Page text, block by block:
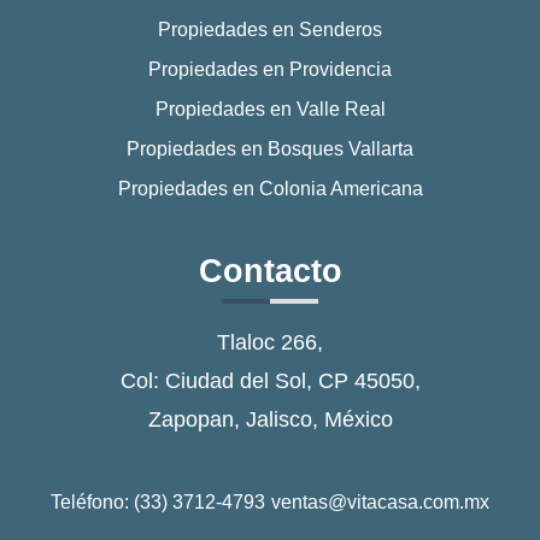
Propiedades en Senderos
Propiedades en Providencia
Propiedades en Valle Real
Propiedades en Bosques Vallarta
Propiedades en Colonia Americana
Contacto
Tlaloc 266,
Col: Ciudad del Sol, CP 45050,
Zapopan, Jalisco, México
Teléfono: (33) 3712-4793 ventas@vitacasa.com.mx